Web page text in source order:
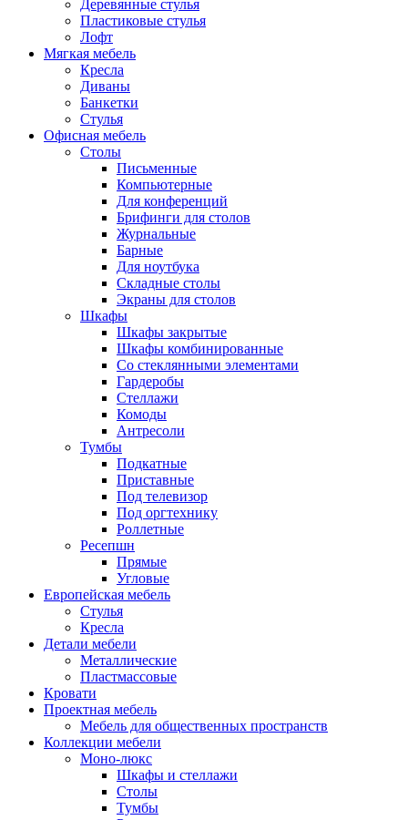
Деревянные стулья
Пластиковые стулья
Лофт
Мягкая мебель
Кресла
Диваны
Банкетки
Стулья
Офисная мебель
Столы
Письменные
Компьютерные
Для конференций
Брифинги для столов
Журнальные
Барные
Для ноутбука
Складные столы
Экраны для столов
Шкафы
Шкафы закрытые
Шкафы комбинированные
Со стеклянными элементами
Гардеробы
Стеллажи
Комоды
Антресоли
Тумбы
Подкатные
Приставные
Под телевизор
Под оргтехнику
Роллетные
Ресепшн
Прямые
Угловые
Европейская мебель
Стулья
Кресла
Детали мебели
Металлические
Пластмассовые
Кровати
Проектная мебель
Мебель для общественных пространств
Коллекции мебели
Моно-люкс
Шкафы и стеллажи
Столы
Тумбы